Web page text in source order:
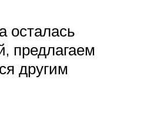
осталась
предлагаем
другим